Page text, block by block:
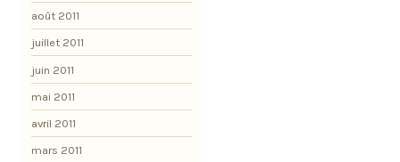
août 2011
juillet 2011
juin 2011
mai 2011
avril 2011
mars 2011